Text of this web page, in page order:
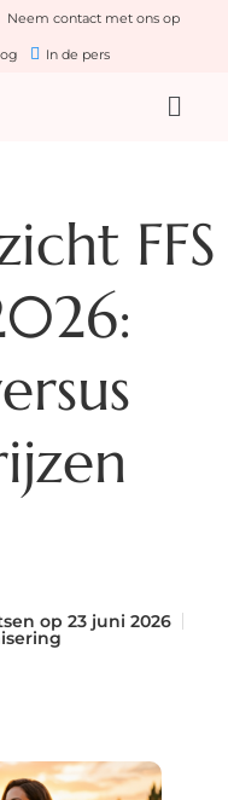
Neem contact met ons op
In de pers
FFS
op 23 juni 2026